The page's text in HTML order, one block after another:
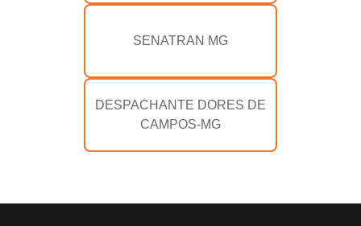
SENATRAN MG
DESPACHANTE DORES DE
CAMPOS-MG